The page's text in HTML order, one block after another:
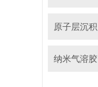
原子层沉积
纳米气溶胶